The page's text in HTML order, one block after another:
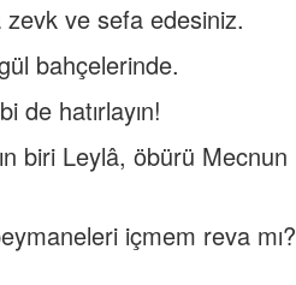
zevk ve sefa edesiniz.
bahçelerinde.
de hatırlayın!
biri Leylâ, öbürü Mecnun
içmem reva mı?